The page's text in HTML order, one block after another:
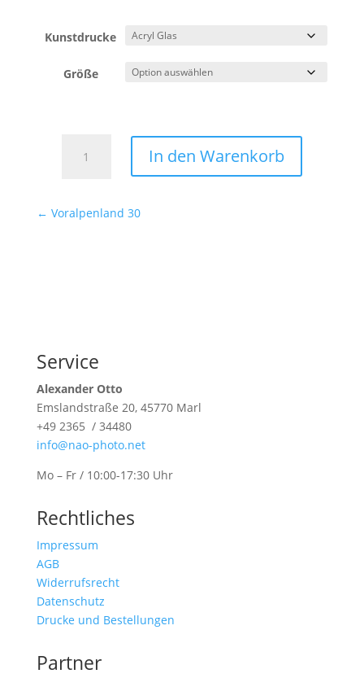
Kunstdrucke
Größe
Voralpenland
In den Warenkorb
← Voralpenland 30
Service
Alexander Otto
Emslandstraße 20, 45770 Marl
+49 2365 / 34480
info@nao-photo.net
Mo – Fr / 10:00-17:30 Uhr
Rechtliches
Impressum
AGB
Widerrufsrecht
Datenschutz
Drucke und Bestellungen
Partner